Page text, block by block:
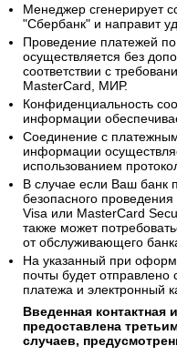
После оформления
сайте онлайн свяжитесь
(sales@1oboi.ru) или
Менеджер сгенерирует
"Сбербанк" и направит
Проведение платежей по
осуществляется без
соответствии с
MasterCard, МИР.
Конфиденциальность
информации
Соединение с
информации
использованием
В случае если Ваш банк
безопасного проведения
Visa или MasterCard
также может
от обслуживающего
На указанный при
почты будет отправлено
платежа и электронный